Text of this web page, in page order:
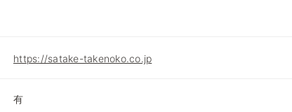
https://satake-takenoko.co.jp
有